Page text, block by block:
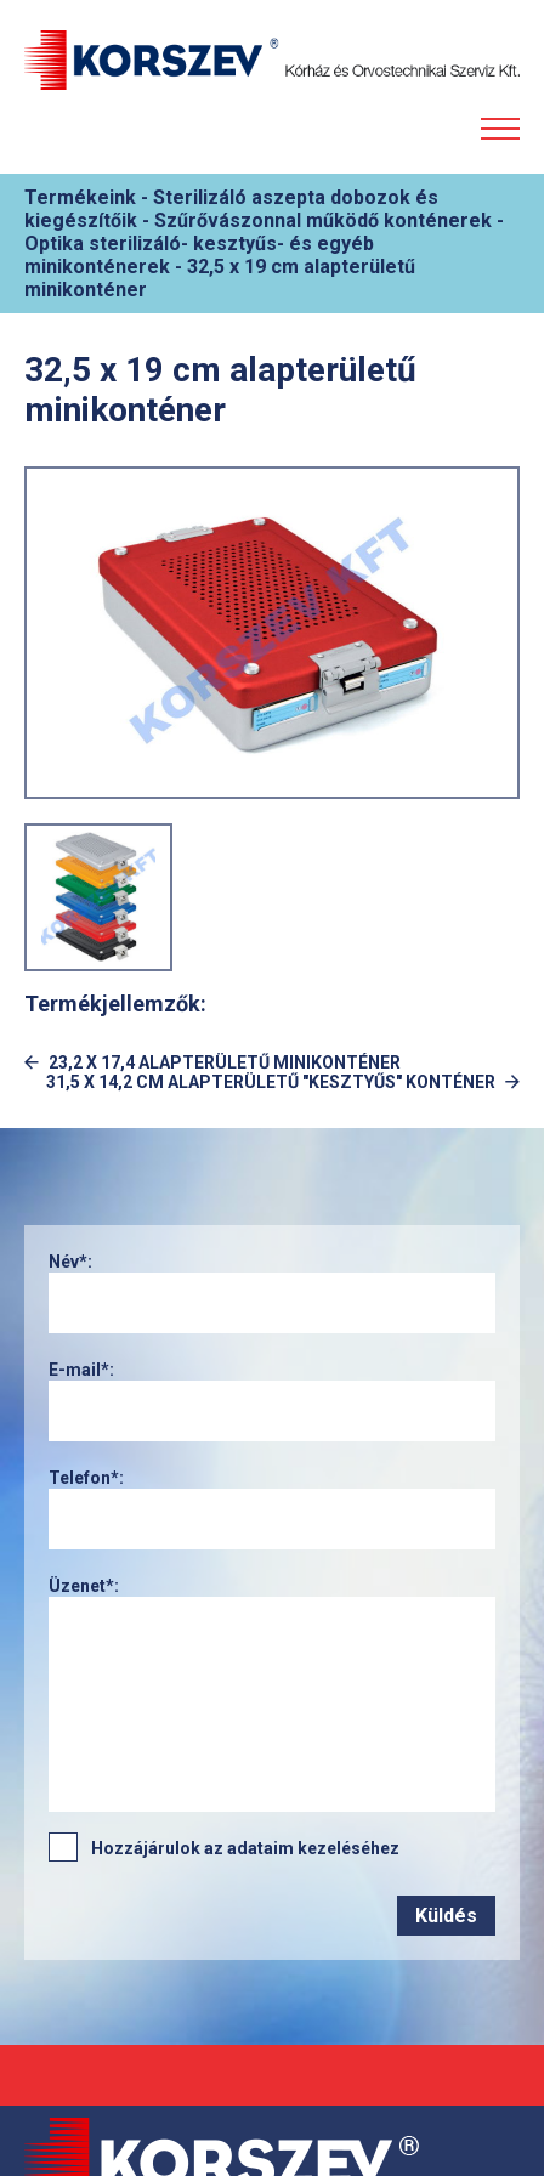
Termékeink - Sterilizáló aszepta dobozok és
kiegészítőik - Szűrővászonnal működő konténerek -
Optika sterilizáló- kesztyűs- és egyéb
minikonténerek - 32,5 x 19 cm alapterületű
minikonténer
32,5 x 19 cm alapterületű
minikonténer
Termékjellemzők:
23,2 X 17,4 ALAPTERÜLETŰ MINIKONTÉNER
31,5 X 14,2 CM ALAPTERÜLETŰ "KESZTYŰS" KONTÉNER
Név*:
E-mail*:
Telefon*:
Üzenet*:
Hozzájárulok az adataim kezeléséhez